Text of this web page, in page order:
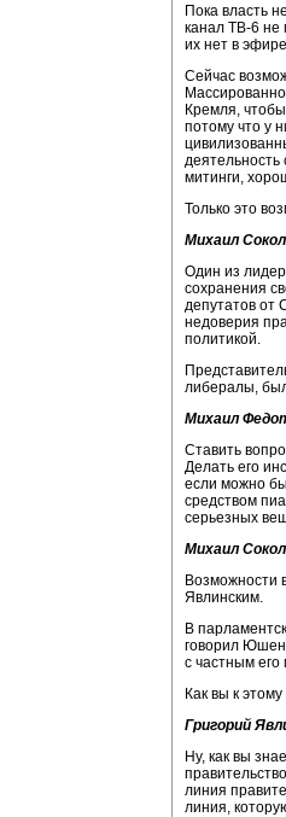
Пока власть
канал ТВ-6 не
их нет в эфире.
Сейчас
Кремля,
потому что у
митинги,
Только это
Михаил
Один из
сохранения
депутатов от
недоверия
политикой.
либералы,
Михаил
Ставить
Делать его
если можно
средством
серьезных
Михаил
Возможности
Явлинским.
В
говорил
с частным его
Как вы к
Григорий
Ну, как вы
линия
линия,